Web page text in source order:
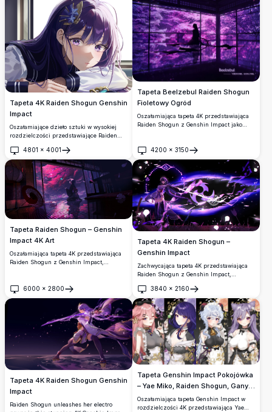
żywą paletą kolorów fioletowych i różowych
tworząca atmosferę epickiej sceny bitwy.
hipnotyzującej ciemnej atmosferze z
eterycznym oświetleniem i dynamicznymi
elementami wizualnymi.
Tapeta 4K Raiden Shogun Genshin
Impact
Oszałamiające dzieło sztuki w wysokiej
rozdzielczości przedstawiające Raiden
charakterystycznymi fioletowymi włosami i
electro vision. Piękna ilustracja w stylu
anime idealna na tła pulpitu, prezentująca
skomplikowane szczegóły i żywe kolory w
premium jakości 4K.
4801 × 4001
Otwórz
Tapeta Beelzebul Raiden Shogun
Fioletowy Ogród
Oszałamiająca tapeta 4K przedstawiająca
Raiden Shogun z Genshin Impact jako
fioletowym świetle. Odbijające światło
podłogi i świecące drzewa wiśniowe
tworzą eteryczną, filmową atmosferę.
4200 × 3150
Otwórz
Tapeta Raiden Shogun – Genshin
Impact 4K Art
Oszałamiająca tapeta 4K przedstawiająca
Raiden Shogun z Genshin Impact,
turkusowego motyla, czerwonej parasolki i
6000 × 2800
Otwórz
Tapeta 4K Raiden Shogun –
Genshin Impact
Zachwycająca tapeta 4K przedstawiająca
Raiden Shogun z Genshin Impact,
wirującej fioletowej energii. Grafika w
wysokiej rozdzielczości z dramatycznym
oświetleniem, mroczną atmosferą i
skomplikowanymi detalami postaci.
3840 × 2160
Otwórz
Tapeta 4K Raiden Shogun Genshin
Impact
Raiden Shogun unleashes her electro
Tapeta Genshin Impact Pokojówka
– Yae Miko, Raiden Shogun, Ganyu
& Keqing 4K
Oszałamiająca tapeta Genshin Impact w
rozdzielczości 4K przedstawiająca Yae